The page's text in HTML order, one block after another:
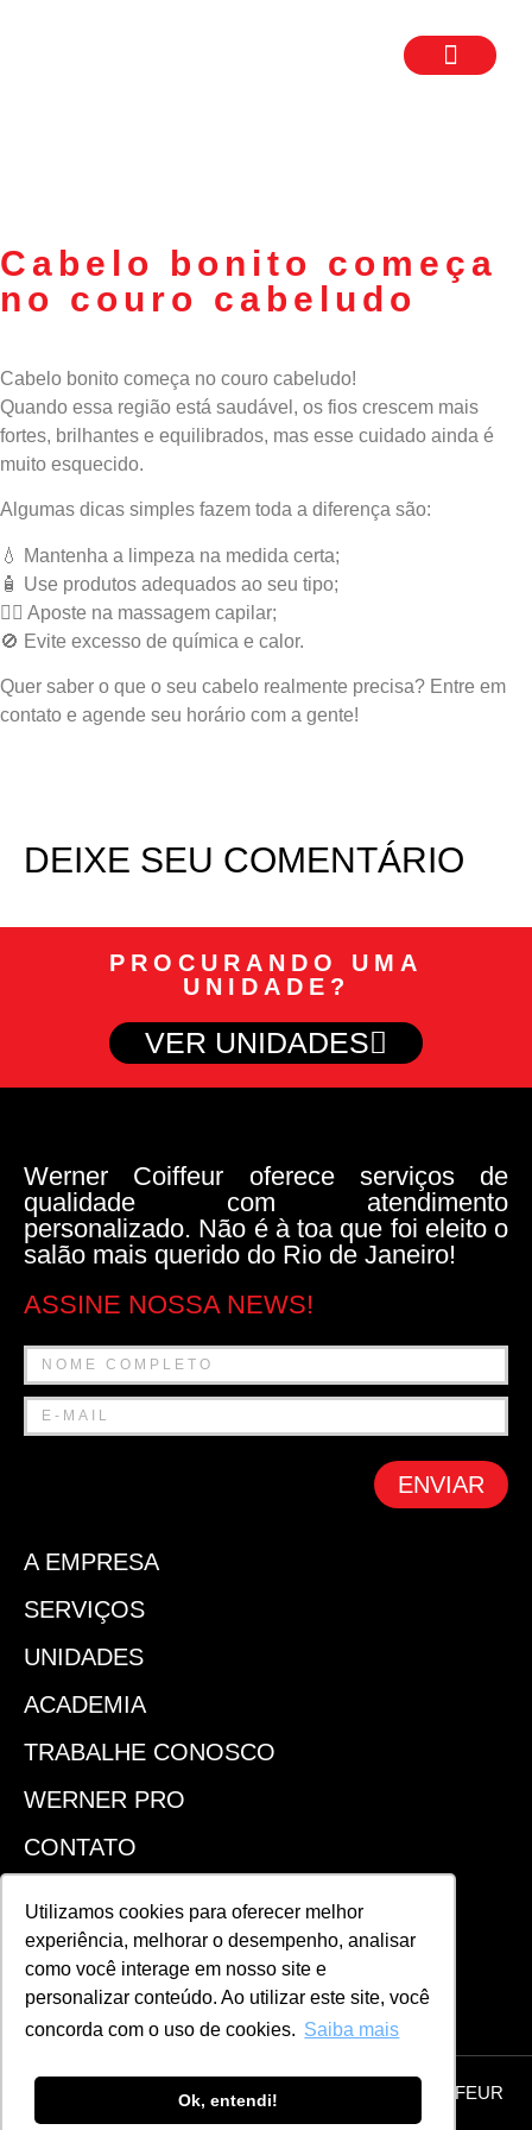
Utilizamos cookies para oferecer melhor
experiência, melhorar o desempenho, analisar
como você interage em nosso site e
personalizar conteúdo. Ao utilizar este site, você
concorda com o uso de cookies. Saiba mais
Ok, entendi!
Cabelo bonito começa
no couro cabeludo
Cabelo bonito começa no couro cabeludo!
Quando essa região está saudável, os fios crescem mais
fortes, brilhantes e equilibrados, mas esse cuidado ainda é
muito esquecido.
Algumas dicas simples fazem toda a diferença são:
💧 Mantenha a limpeza na medida certa;
🧴 Use produtos adequados ao seu tipo;
💆‍♀️ Aposte na massagem capilar;
🚫 Evite excesso de química e calor.
Quer saber o que o seu cabelo realmente precisa? Entre em
contato e agende seu horário com a gente!
DEIXE SEU COMENTÁRIO
PROCURANDO UMA
UNIDADE?
VER UNIDADES
Werner Coiffeur oferece serviços de
qualidade com atendimento
personalizado. Não é à toa que foi eleito o
salão mais querido do Rio de Janeiro!
ASSINE NOSSA NEWS!
ENVIAR
A EMPRESA
SERVIÇOS
UNIDADES
ACADEMIA
TRABALHE CONOSCO
WERNER PRO
CONTATO
ACOMPANHE!
© 2026 Todos os direitos reservados | WERNER COIFFEUR